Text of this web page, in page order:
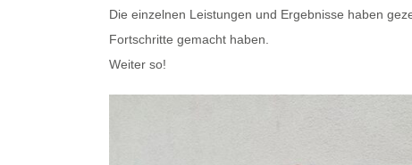
Die einzelnen Leistungen und Ergebnisse haben
Fortschritte gemacht haben.
Weiter so!